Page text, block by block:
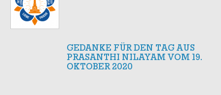
GEDANKE FÜR DEN TAG AUS
PRASANTHI NILAYAM VOM 19.
OKTOBER 2020